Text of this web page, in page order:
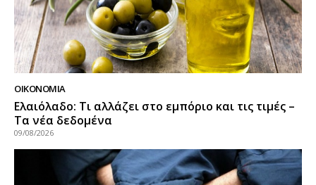
ΟΙΚΟΝΟΜΙΑ
Ελαιόλαδο: Τι αλλάζει στο εμπόριο και τις τιμές –
Τα νέα δεδομένα
09/08/2026